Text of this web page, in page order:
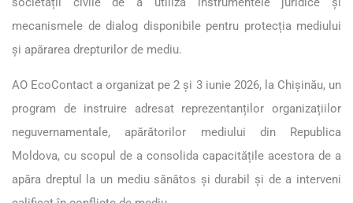
mecanismele de dialog disponibile pentru protecția mediului
și apărarea drepturilor de mediu.
AO EcoContact a organizat pe 2 și 3 iunie 2026, la Chișinău, un
program de instruire adresat reprezentanților organizațiilor
neguvernamentale, apărătorilor mediului din Republica
Moldova, cu scopul de a consolida capacitățile acestora de a
apăra dreptul la un mediu sănătos și durabil și de a interveni